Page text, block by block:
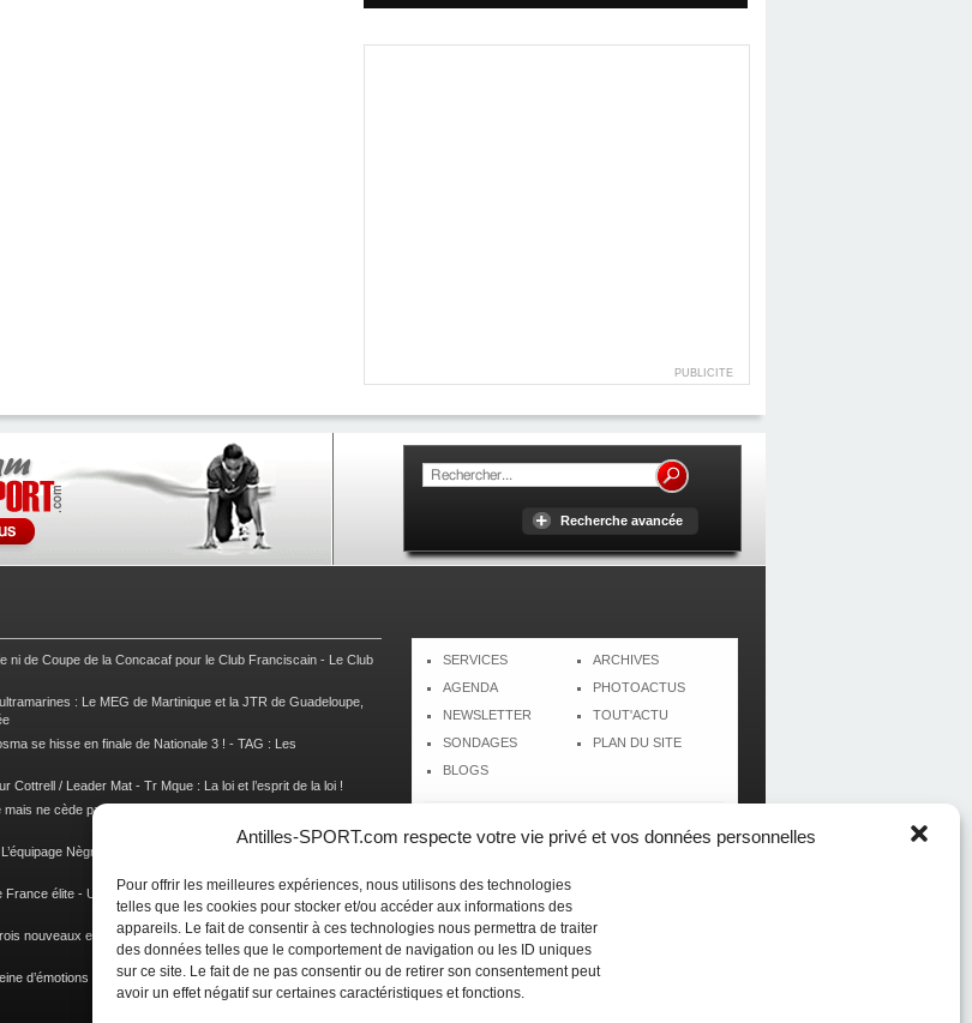
Antilles-SPORT.com respecte votre vie privé et vos données personnelles
Pour offrir les meilleures expériences, nous utilisons des technologies
telles que les cookies pour stocker et/ou accéder aux informations des
appareils. Le fait de consentir à ces technologies nous permettra de traiter
des données telles que le comportement de navigation ou les ID uniques
sur ce site. Le fait de ne pas consentir ou de retirer son consentement peut
avoir un effet négatif sur certaines caractéristiques et fonctions.
PUBLICITE
Recherche avancée
ni de Coupe de la Concacaf pour le Club Franciscain - Le Club
: Le MEG de Martinique et la JTR de Guadeloupe,
se hisse en finale de Nationale 3 ! - TAG : Les
Cottrell / Leader Mat - Tr Mque : La loi et l’esprit de la loi !
ne cède pas
L’équipage Nègre – Gérard remporte le 9e rallye du Pays Marie-
France élite - Un semi marathon sous le signe de la chaleur et
nouveaux et un habitué au palmarès du Trail des Trésors-
d’émotions ! Images de la Woulib 113 X-Trem
SERVICES
AGENDA
NEWSLETTER
SONDAGES
BLOGS
ARCHIVES
PHOTOACTUS
TOUT'ACTU
PLAN DU SITE